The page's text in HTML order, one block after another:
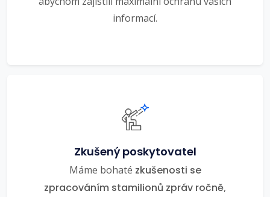
informací.
Zkušený poskytovatel
Máme bohaté zkušenosti se
zpracováním stamilionů zpráv ročně,